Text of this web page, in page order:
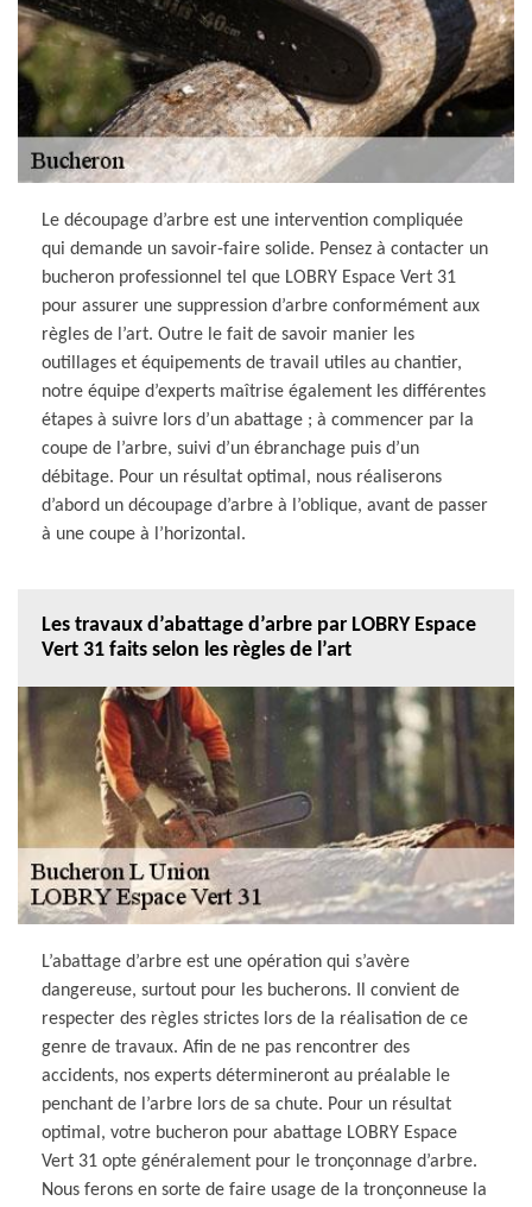
Le découpage d’arbre est une intervention compliquée
qui demande un savoir-faire solide. Pensez à contacter un
bucheron professionnel tel que LOBRY Espace Vert 31
pour assurer une suppression d’arbre conformément aux
règles de l’art. Outre le fait de savoir manier les
outillages et équipements de travail utiles au chantier,
notre équipe d’experts maîtrise également les différentes
étapes à suivre lors d’un abattage ; à commencer par la
coupe de l’arbre, suivi d’un ébranchage puis d’un
débitage. Pour un résultat optimal, nous réaliserons
d’abord un découpage d’arbre à l’oblique, avant de passer
à une coupe à l’horizontal.
Les travaux d’abattage d’arbre par LOBRY Espace
Vert 31 faits selon les règles de l’art
L’abattage d’arbre est une opération qui s’avère
dangereuse, surtout pour les bucherons. Il convient de
respecter des règles strictes lors de la réalisation de ce
genre de travaux. Afin de ne pas rencontrer des
accidents, nos experts détermineront au préalable le
penchant de l’arbre lors de sa chute. Pour un résultat
optimal, votre bucheron pour abattage LOBRY Espace
Vert 31 opte généralement pour le tronçonnage d’arbre.
Nous ferons en sorte de faire usage de la tronçonneuse la